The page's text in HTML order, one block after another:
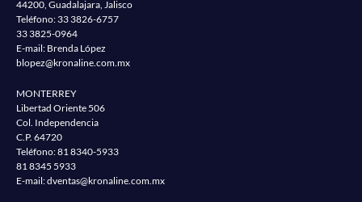
44200, Guadalajara, Jalisco
Teléfono: 33 3826-6757
33 3825-0964
E-mail: Brenda López
blopez@kronaline.com.mx
MONTERREY
Libertad Oriente 506
Col. Independencia
C.P. 64720
Teléfono:81 8340-5933
81 8345 5933
E-mail:dventas@kronaline.com.mx